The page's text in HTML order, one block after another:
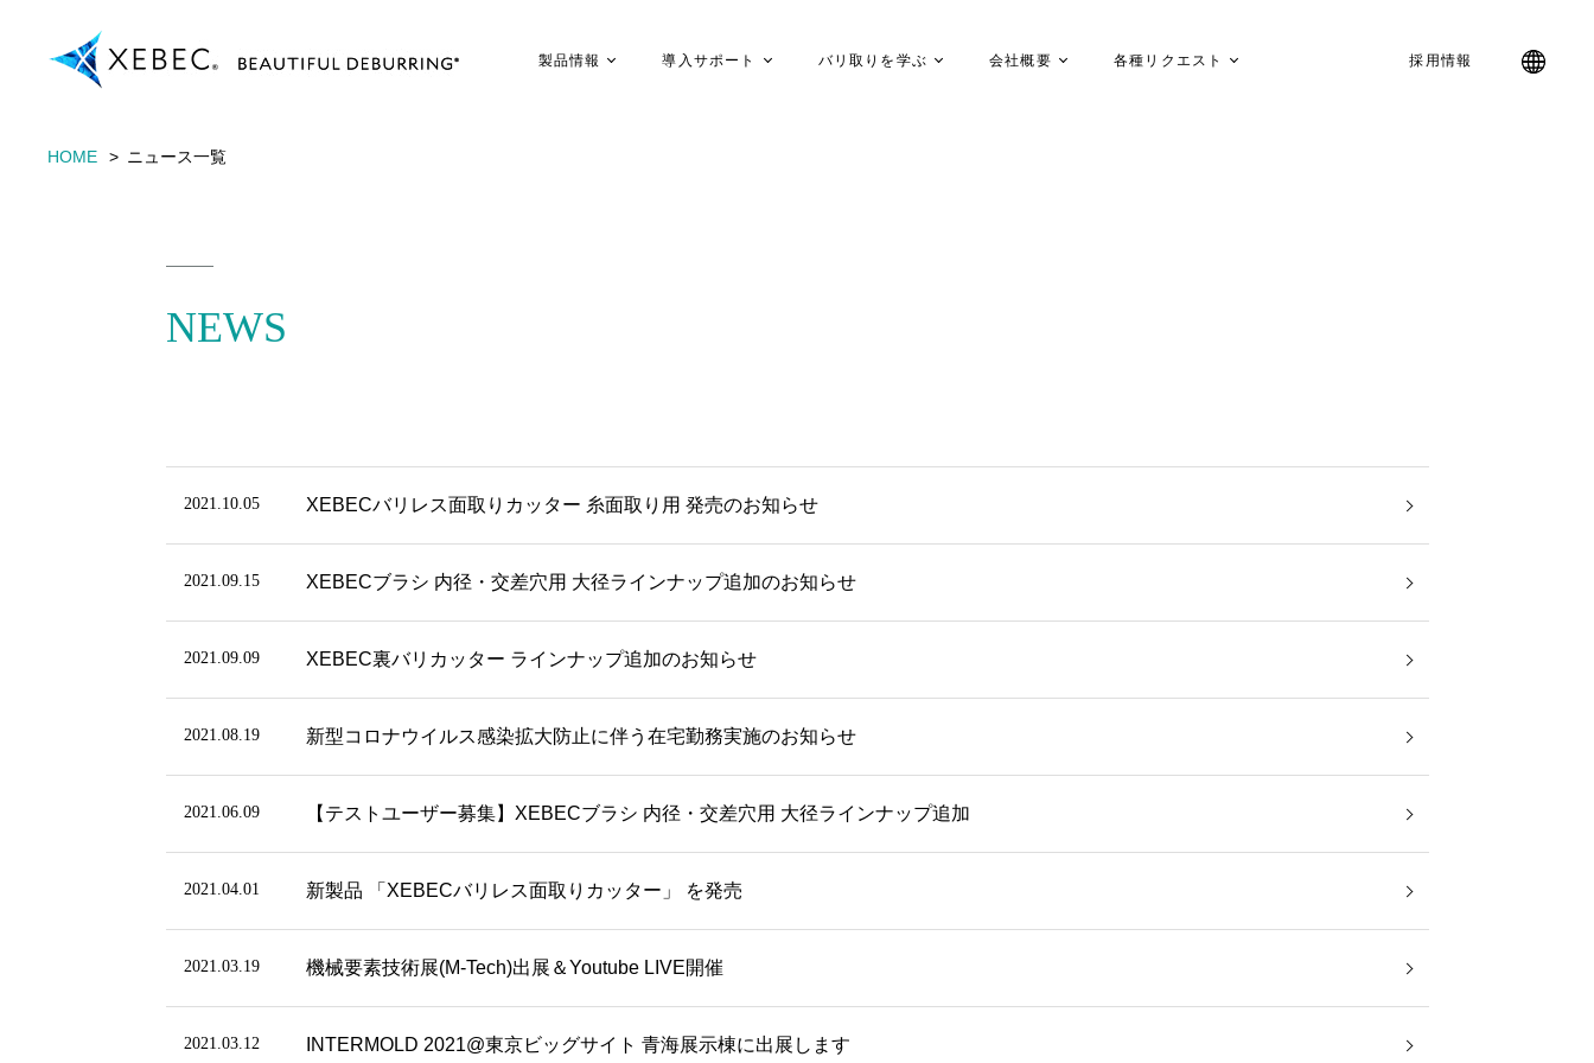
製品情報 導入サポート バリ取りを学ぶ 会社概要 各種リクエスト 採用情報
HOME ニュース一覧
NEWS
2021.10.05 XEBECバリレス面取りカッター 糸面取り用 発売のお知らせ
2021.09.15 XEBECブラシ 内径・交差穴用 大径ラインナップ追加のお知らせ
2021.09.09 XEBEC裏バリカッター ラインナップ追加のお知らせ
2021.08.19 新型コロナウイルス感染拡大防止に伴う在宅勤務実施のお知らせ
2021.06.09 【テストユーザー募集】XEBECブラシ 内径・交差穴用 大径ラインナップ追加
2021.04.01 新製品 「XEBECバリレス面取りカッター」 を発売
2021.03.19 機械要素技術展(M-Tech)出展＆Youtube LIVE開催
2021.03.12 INTERMOLD 2021@東京ビッグサイト 青海展示棟に出展します